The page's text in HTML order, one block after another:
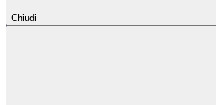
Chiudi